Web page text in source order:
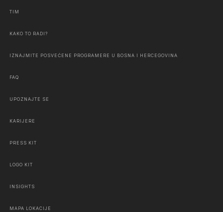
TIM
KAKO TO RADI?
IZNAJMITE POSVEĆENE PROGRAMERE U BOSNA I HERCEGOVINA
FAQ
UPOZNAJTE SE
KARIJERE
PRESS KIT
LOGO KIT
INSIGHTS
MAPA LOKACIJE